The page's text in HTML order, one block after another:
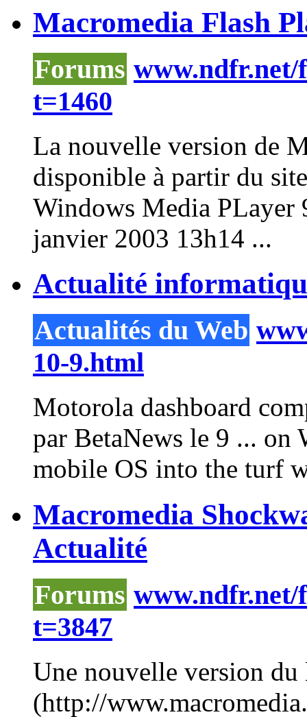
Macromedia Flash
Forums www.ndfr.net/
t=1460
La nouvelle version de
disponible à partir du
Windows Media PLayer
janvier 2003 13h14 ...
Actualité
Actualités du Web
10-9.html
Motorola dashboard
par BetaNews le 9 ... on
mobile OS into the turf
Macromedia
Actualité
Forums www.ndfr.net/
t=3847
Une nouvelle version
(http://